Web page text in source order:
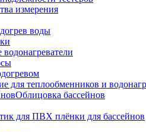
измерения
воды
для теплообменников и
Облицовка бассейнов
для ПВХ плёнки для бассейнов